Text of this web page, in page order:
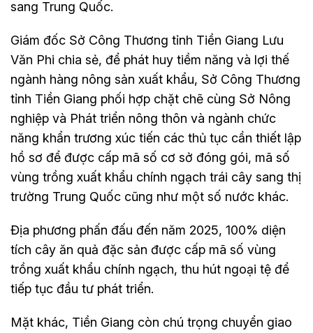
sang Trung Quốc.
Giám đốc Sở Công Thương tỉnh Tiền Giang Lưu
Văn Phi chia sẻ, để phát huy tiềm năng và lợi thế
ngành hàng nông sản xuất khẩu, Sở Công Thương
tỉnh Tiền Giang phối hợp chặt chẽ cùng Sở Nông
nghiệp và Phát triển nông thôn và ngành chức
năng khẩn trương xúc tiến các thủ tục cần thiết lập
hồ sơ để được cấp mã số cơ sở đóng gói, mã số
vùng trồng xuất khẩu chính ngạch trái cây sang thị
trường Trung Quốc cũng như một số nước khác.
Địa phương phấn đấu đến năm 2025, 100% diện
tích cây ăn quả đặc sản được cấp mã số vùng
trồng xuất khẩu chính ngạch, thu hút ngoại tệ để
tiếp tục đầu tư phát triển.
Mặt khác, Tiền Giang còn chú trọng chuyển giao